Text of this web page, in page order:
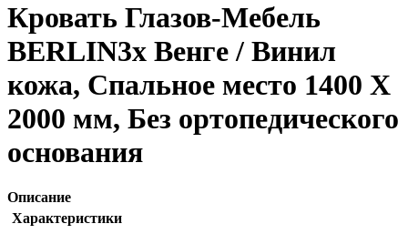
Кровать Глазов-Мебель
BERLIN3x Венге / Винил
кожа, Спальное место 1400 X
2000 мм, Без ортопедического
основания
Описание
Характеристики